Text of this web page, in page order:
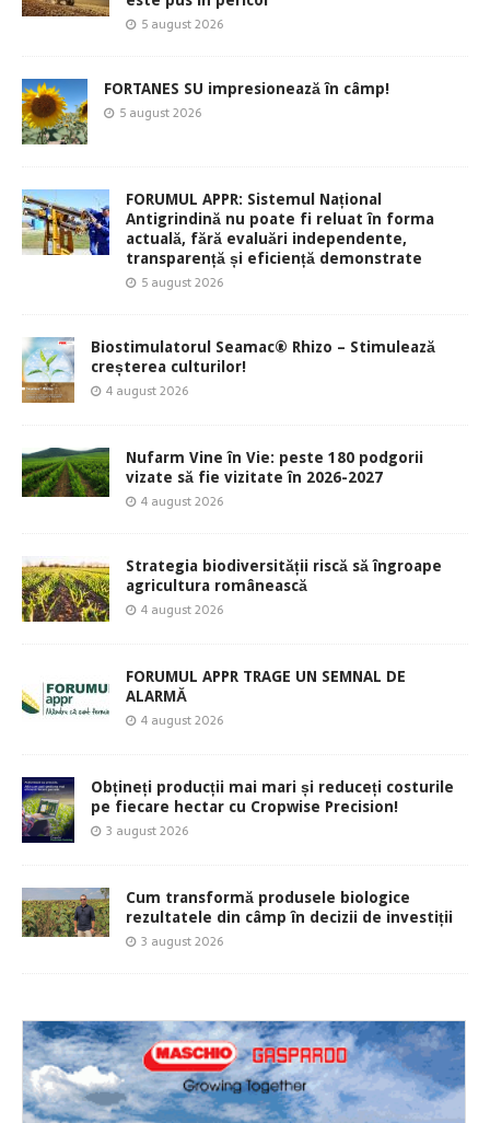
5 august 2026
FORTANES SU impresionează în câmp!
5 august 2026
FORUMUL APPR: Sistemul Național
Antigrindină nu poate fi reluat în forma
actuală, fără evaluări independente,
transparență și eficiență demonstrate
5 august 2026
Biostimulatorul Seamac® Rhizo – Stimulează
creșterea culturilor!
4 august 2026
Nufarm Vine în Vie: peste 180 podgorii
vizate să fie vizitate în 2026-2027
4 august 2026
Strategia biodiversității riscă să îngroape
agricultura românească
4 august 2026
FORUMUL APPR TRAGE UN SEMNAL DE
ALARMĂ
4 august 2026
Obțineți producții mai mari și reduceți costurile
pe fiecare hectar cu Cropwise Precision!
3 august 2026
Cum transformă produsele biologice
rezultatele din câmp în decizii de investiții
3 august 2026